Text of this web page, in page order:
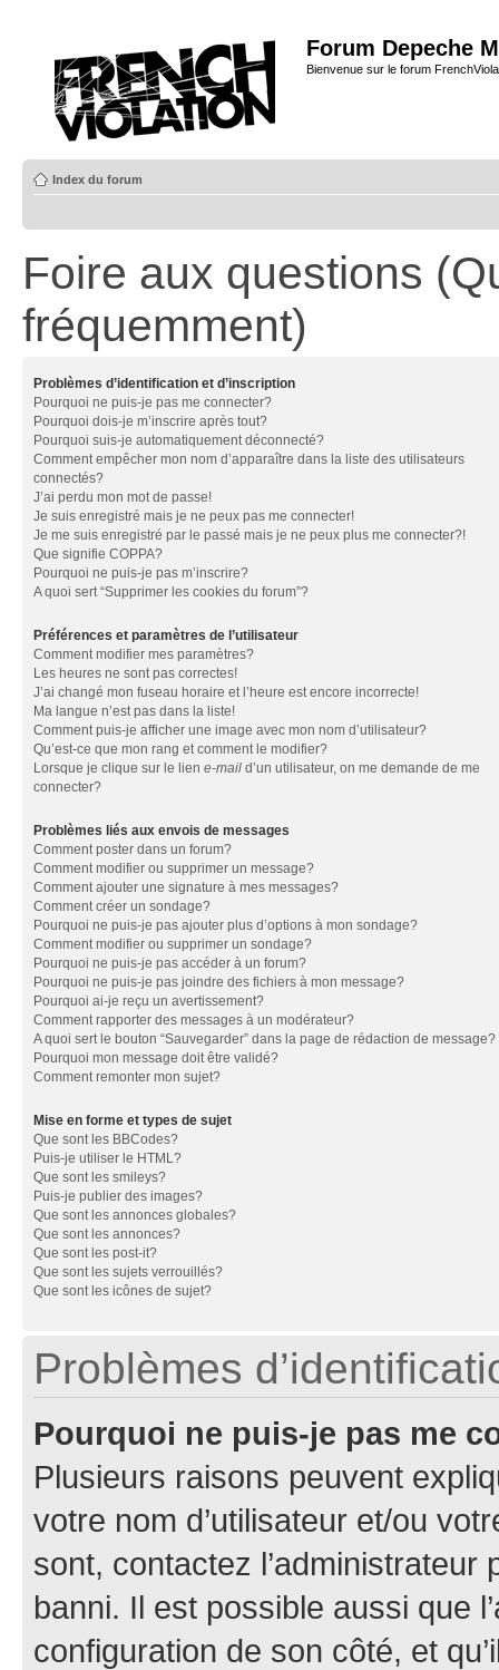
Forum Depeche
Bienvenue sur le forum
Index du forum
Foire aux questions
fréquemment)
Problèmes d’identification et d’inscription
Pourquoi ne puis-je pas me connecter?
Pourquoi dois-je m’inscrire après tout?
Pourquoi suis-je automatiquement déconnecté?
Comment empêcher mon nom d’apparaître dans la liste des utilisateurs
connectés?
J’ai perdu mon mot de passe!
Je suis enregistré mais je ne peux pas me connecter!
Je me suis enregistré par le passé mais je ne peux plus me connecter?!
Que signifie COPPA?
Pourquoi ne puis-je pas m’inscrire?
A quoi sert “Supprimer les cookies du forum”?
Préférences et paramètres de l’utilisateur
Comment modifier mes paramètres?
Les heures ne sont pas correctes!
J’ai changé mon fuseau horaire et l’heure est encore incorrecte!
Ma langue n’est pas dans la liste!
Comment puis-je afficher une image avec mon nom d’utilisateur?
Qu’est-ce que mon rang et comment le modifier?
Lorsque je clique sur le lien e-mail d’un utilisateur, on me demande de me
connecter?
Problèmes liés aux envois de messages
Comment poster dans un forum?
Comment modifier ou supprimer un message?
Comment ajouter une signature à mes messages?
Comment créer un sondage?
Pourquoi ne puis-je pas ajouter plus d’options à mon sondage?
Comment modifier ou supprimer un sondage?
Pourquoi ne puis-je pas accéder à un forum?
Pourquoi ne puis-je pas joindre des fichiers à mon message?
Pourquoi ai-je reçu un avertissement?
Comment rapporter des messages à un modérateur?
A quoi sert le bouton “Sauvegarder” dans la page de rédaction de message?
Pourquoi mon message doit être validé?
Comment remonter mon sujet?
Mise en forme et types de sujet
Que sont les BBCodes?
Puis-je utiliser le HTML?
Que sont les smileys?
Puis-je publier des images?
Que sont les annonces globales?
Que sont les annonces?
Que sont les post-it?
Que sont les sujets verrouillés?
Que sont les icônes de sujet?
Problèmes
Pourquoi ne puis-je pas me
Plusieurs raisons peuvent
votre nom d’utilisateur et/ou
sont, contactez l’administrateur
banni. Il est possible aussi que
configuration de son côté, et